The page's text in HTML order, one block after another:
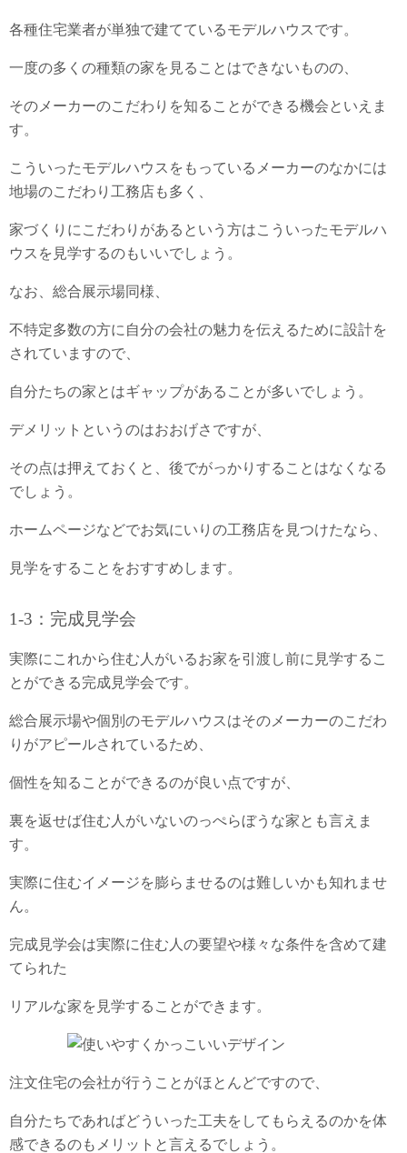
各種住宅業者が単独で建てているモデルハウスです。
一度の多くの種類の家を見ることはできないものの、
そのメーカーのこだわりを知ることができる機会といえま
す。
こういったモデルハウスをもっているメーカーのなかには
地場のこだわり工務店も多く、
家づくりにこだわりがあるという方はこういったモデルハ
ウスを見学するのもいいでしょう。
なお、総合展示場同様、
不特定多数の方に自分の会社の魅力を伝えるために設計を
されていますので、
自分たちの家とはギャップがあることが多いでしょう。
デメリットというのはおおげさですが、
その点は押えておくと、後でがっかりすることはなくなる
でしょう。
ホームページなどでお気にいりの工務店を見つけたなら、
見学をすることをおすすめします。
1-3：完成見学会
実際にこれから住む人がいるお家を引渡し前に見学するこ
とができる完成見学会です。
総合展示場や個別のモデルハウスはそのメーカーのこだわ
りがアピールされているため、
個性を知ることができるのが良い点ですが、
裏を返せば住む人がいないのっぺらぼうな家とも言えま
す。
実際に住むイメージを膨らませるのは難しいかも知れませ
ん。
完成見学会は実際に住む人の要望や様々な条件を含めて建
てられた
リアルな家を見学することができます。
注文住宅の会社が行うことがほとんどですので、
自分たちであればどういった工夫をしてもらえるのかを体
感できるのもメリットと言えるでしょう。